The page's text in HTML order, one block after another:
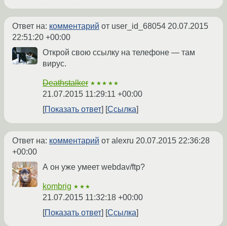
Ответ на: комментарий от user_id_68054 20.07.2015
22:51:20 +00:00
Открой свою ссылку на телефоне — там
вирус.
Deathstalker ★★★★★
21.07.2015 11:29:11 +00:00
Показать ответ
Ссылка
Ответ на: комментарий от alexru 20.07.2015 22:36:28
+00:00
А он уже умеет webdav/ftp?
kombrig ★★★
21.07.2015 11:32:18 +00:00
Показать ответ
Ссылка